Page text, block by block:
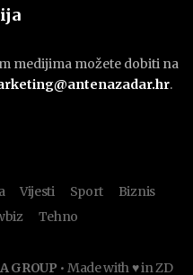
medijima možete dobiti na
.
Vijesti Sport
Biznis
Tehno
GROUP • Made with ♥ in ZD